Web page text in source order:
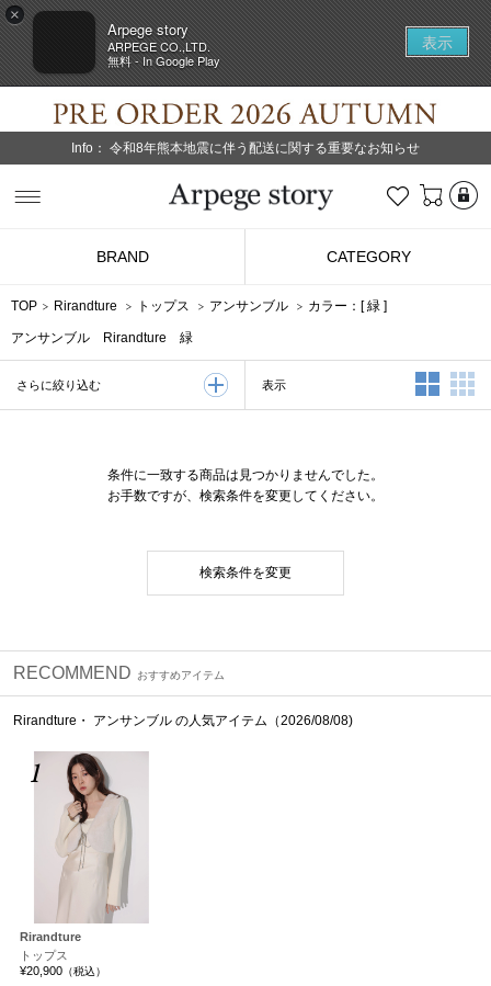
×
Arpege story
ARPEGE CO.,LTD.
無料 - In Google Play
表示
Info： 令和8年熊本地震に伴う配送に関する重要なお知らせ
お気に入り
BRAND CATEGORY
TOP Rirandture トップス アンサンブル カラー：[緑 ]
アンサンブル Rirandture 緑
さらに絞り込む 表示 2列表示
条件に一致する商品は見つかりませんでした。
お手数ですが、検索条件を変更してください。
検索条件を変更
RECOMMEND おすすめアイテム
Rirandture・ アンサンブル の人気アイテム（2026/08/08)
1
Rirandture
トップス
¥20,900（税込）